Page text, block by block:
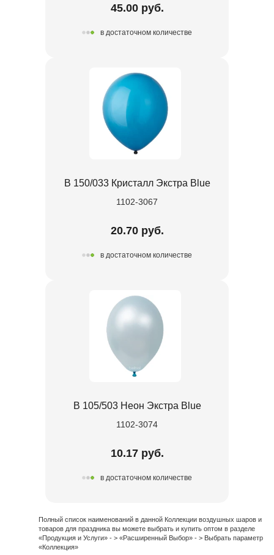
45.00 руб.
в достаточном количестве
В 150/033 Кристалл Экстра Blue
1102-3067
20.70 руб.
в достаточном количестве
В 105/503 Неон Экстра Blue
1102-3074
10.17 руб.
в достаточном количестве
Полный список наименований в данной Коллекции воздушных шаров и
товаров для праздника вы можете выбрать и купить оптом в разделе
«Продукция и Услуги» - > «Расширенный Выбор» - > Выбрать параметр
«Коллекция»